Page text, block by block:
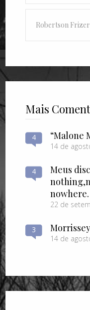
Robertson
Mais
4 “Malone
14 de
4
Meus
nowhere.
22 de
3
14 de